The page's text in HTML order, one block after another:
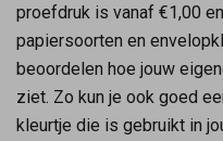
proefdruk is vanaf €1,00
papiersoorten en
beoordelen hoe jouw
ziet. Zo kun je ook goed
kleurtje die is gebruikt in